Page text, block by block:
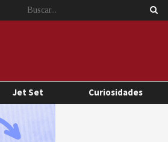
Jet Set Curiosidades